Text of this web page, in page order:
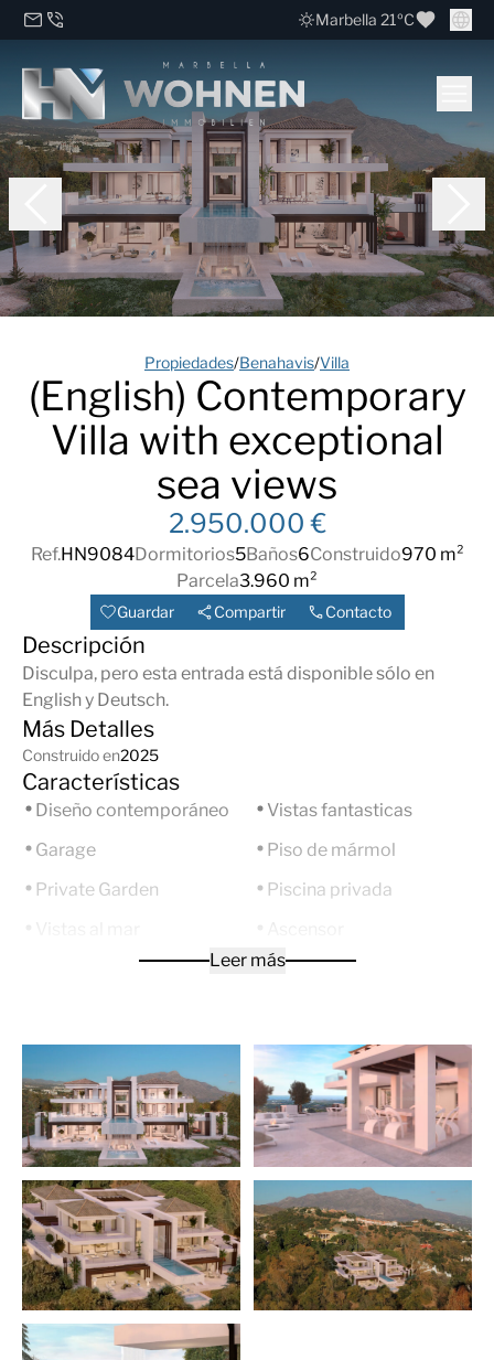
Marbella 21ºC
Propiedades/Benahavis/Villa
(English) Contemporary
Villa with exceptional
sea views
2.950.000 €
Ref.HN9084Dormitorios5Baños6Construido970 m²
Parcela3.960 m²
Guardar Compartir Contacto
Descripción
Disculpa, pero esta entrada está disponible sólo en
Englishy Deutsch.
Más Detalles
Construido en2025
Características
Diseño contemporáneo
Vistas fantasticas
Garage
Piso de mármol
Private Garden
Piscina privada
Armarios empotrados
Sistema domótico
Vistas panorámicas
Complejo cerrado
Aire acondicionado
frio/caliente
Lujo
Sistema de alarma
Persianas electricas
Calefacción por suelo
radiante (en todas
partes)
Cocina totalmente
equipada
Sistema domótico
Leer más